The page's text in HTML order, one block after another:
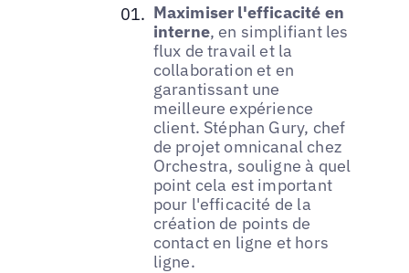
Maximiser l'efficacité en
interne, en simplifiant les
flux de travail et la
collaboration et en
garantissant une
meilleure expérience
client. Stéphan Gury, chef
de projet omnicanal chez
Orchestra, souligne à quel
point cela est important
pour l'efficacité de la
création de points de
contact en ligne et hors
ligne.